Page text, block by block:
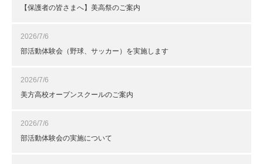
【保護者の皆さまへ】美高祭のご案内
2026/7/6
部活動体験会（野球、サッカー）を実施します
2026/7/6
美方高校オープンスクールのご案内
2026/7/6
部活動体験会の実施について